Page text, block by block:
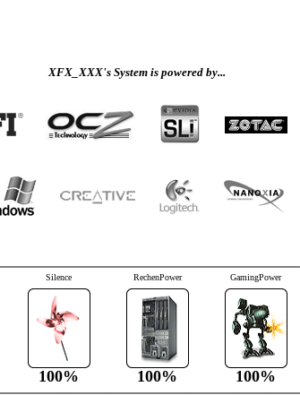
XFX_XXX's System is powered by...
Silence
100%
RechenPower
100%
GamingPower
100%